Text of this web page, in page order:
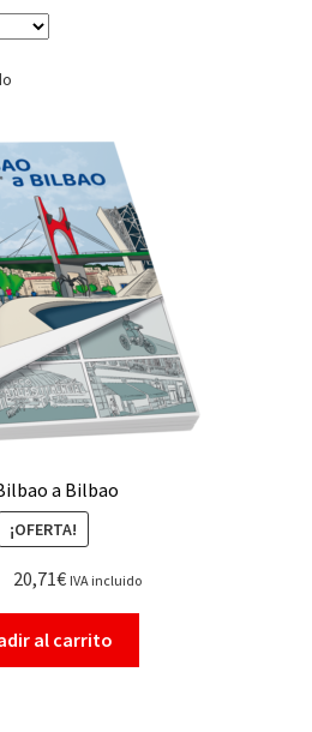
a Bilbao
¡OFERTA!
20,71€ IVA incluido
al carrito